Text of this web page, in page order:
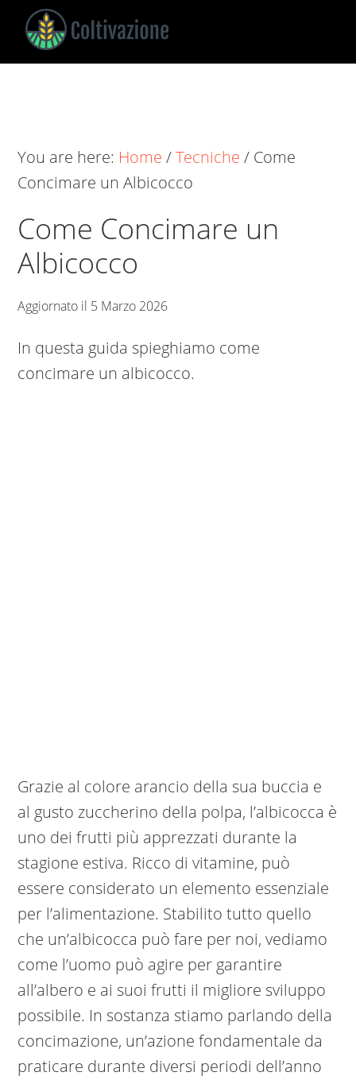
Skip
main
Skip
primary
Skip
footer
Coltivazione
Coltivare
You are here: Home /Tecniche / Come
Concimare un Albicocco
Come Concimare un
Albicocco
Aggiornato il 5 Marzo 2026
In questa guida spieghiamo come
concimare un albicocco.
Grazie al colore arancio della sua buccia e
al gusto zuccherino della polpa, l’albicocca è
uno dei frutti più apprezzati durante la
stagione estiva. Ricco di vitamine, può
essere considerato un elemento essenziale
per l’alimentazione. Stabilito tutto quello
che un’albicocca può fare per noi, vediamo
come l’uomo può agire per garantire
all’albero e ai suoi frutti il migliore sviluppo
possibile. In sostanza stiamo parlando della
concimazione, un’azione fondamentale da
praticare durante diversi periodi dell’anno